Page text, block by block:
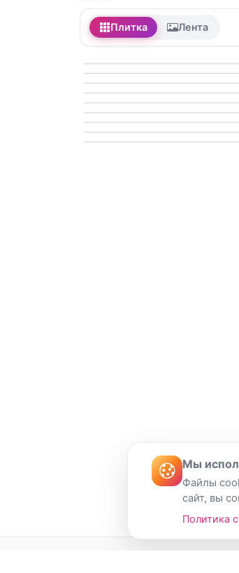
Плитка Лента
Мы
Файлы
сайт, вы
Политика